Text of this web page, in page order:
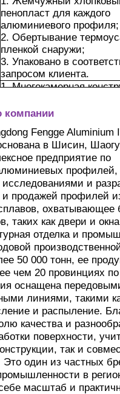
фабрике
профилей
пенопласт для каждого
алюминиевого профиля;
2. Обертывание
пленкой снаружи;
3. Упаковано в
запросом клиента.
1. Многокамерная
обеспечить несущую
2. Это может улучшить
звукоизоляцию и
3. Встроенный паз может
сочетаться с
уплотнительными
облегчая сборку в
распашных окон.
4. Многокамерная
эффективно
тепла. В сочетании с
уплотнительными
может улучшить
герметичность дверей и
отвечая требованиям
энергосбережения
компании
Fengge Aluminium
в Шисин,
предприятие по
профилей,
и
и продажей профилей
охватывающее
таких как двери и
отделка и
50 000 тонн, ее
чем 20 провинциях
оснащена
линиями, такими
и распыление.
качества и
поверхности,
так и
Это один из частных
в
масштаб и